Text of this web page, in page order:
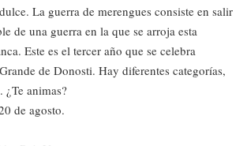
La guerra de merengues consiste en salir
de una guerra en la que se arroja esta
Este es el tercer año que se celebra
de Donosti. Hay diferentes categorías,
¿Te animas?
de agosto.